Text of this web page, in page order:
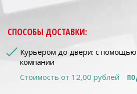
СПОСОБЫ ДОСТАВКИ:
Курьером до двери: с помощью
компании
Стоимость от 12,00 рублей